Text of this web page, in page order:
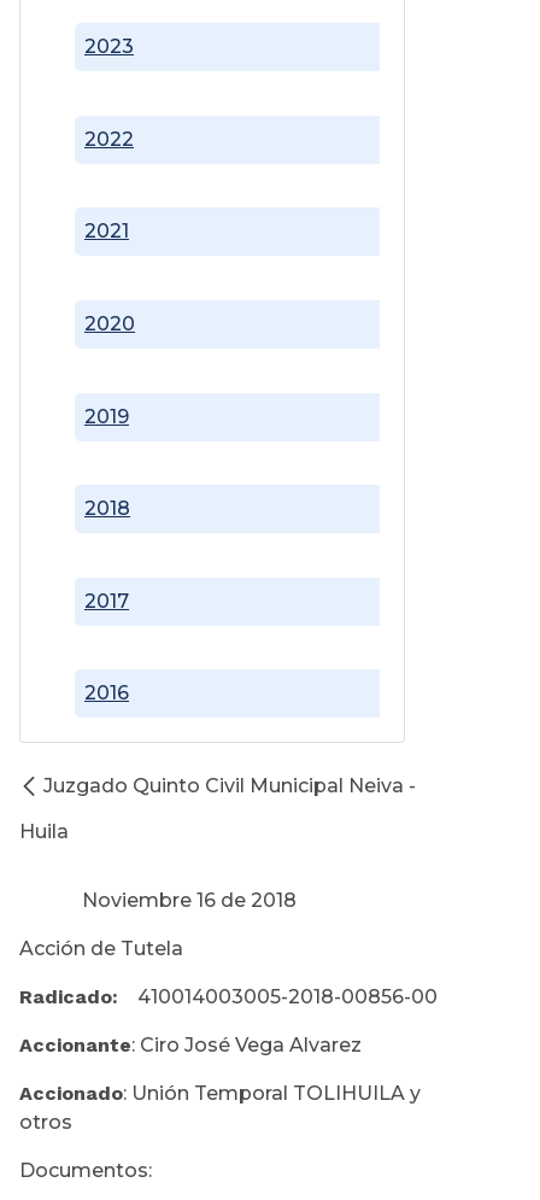
2016
2017
2018
2019
2020
2021
2022
2023
Juzgado Quinto Civil Municipal Neiva -
Huila
Noviembre 16 de 2018
Acción de Tutela
Radicado: 410014003005-2018-00856-00
Accionante: Ciro José Vega Alvarez
Accionado: Unión Temporal TOLIHUILA y
otros
Documentos: